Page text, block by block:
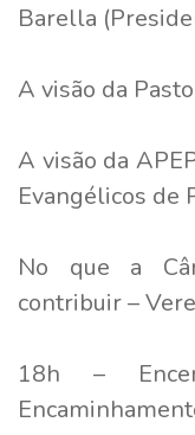
Barella
A visão da
A visão da
Evangélicos de
No que a
contribuir –
18h –